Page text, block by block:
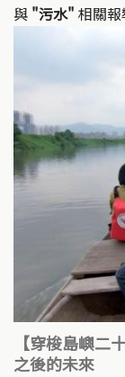
與 "污水" 相關報
【穿梭島嶼二
之後的未來